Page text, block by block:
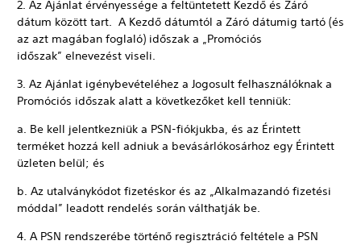
2. Az Ajánlat érvényessége a feltüntetett Kezdő és Záró
dátum között tart. A Kezdő dátumtól a Záró dátumig tartó (és
az azt magában foglaló) időszak a „Promóciós
időszak” elnevezést viseli.
3. Az Ajánlat igénybevételéhez a Jogosult felhasználóknak a
Promóciós időszak alatt a következőket kell tenniük:
a. Be kell jelentkezniük a PSN-fiókjukba, és az Érintett
terméket hozzá kell adniuk a bevásárlókosárhoz egy Érintett
üzleten belül; és
b. Az utalványkódot fizetéskor és az „Alkalmazandó fizetési
móddal” leadott rendelés során válthatják be.
4. A PSN rendszerébe történő regisztráció feltétele a PSN